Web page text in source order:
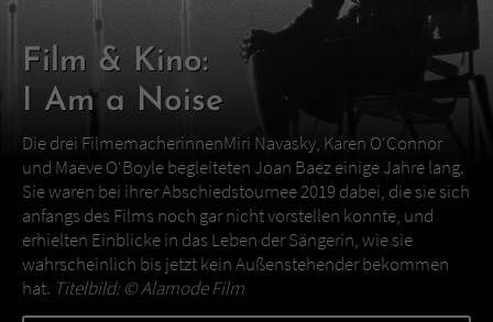
Film & Kino:
I Am a Noise
Die drei FilmemacherinnenMiri Navasky, Karen O‘Connor
und Maeve O‘Boyle begleiteten Joan Baez einige Jahre lang.
Sie waren bei ihrer Abschiedstournee 2019 dabei, die sie sich
anfangs des Films noch gar nicht vorstellen konnte, und
erhielten Einblicke in das Leben der Sängerin, wie sie
wahrscheinlich bis jetzt kein Außenstehender bekommen
hat. Titelbild: ©Alamode Film